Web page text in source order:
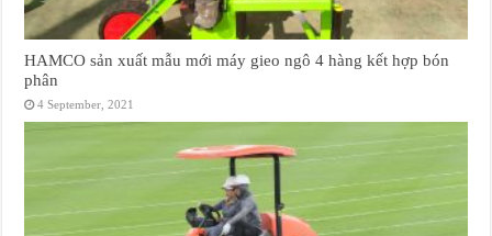
HAMCO sản xuất mẫu mới máy gieo ngô 4 hàng kết hợp bón
phân
4 September, 2021